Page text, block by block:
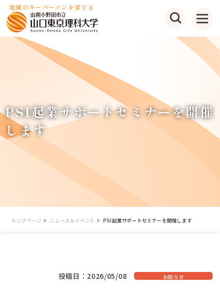
地域のキーパーソンを育てる
PSI起業サポートセミナーを開催
します
トップページ ニュース＆イベント PSI起業サポートセミナーを開催します
投稿日：2026/05/08 お知らせ